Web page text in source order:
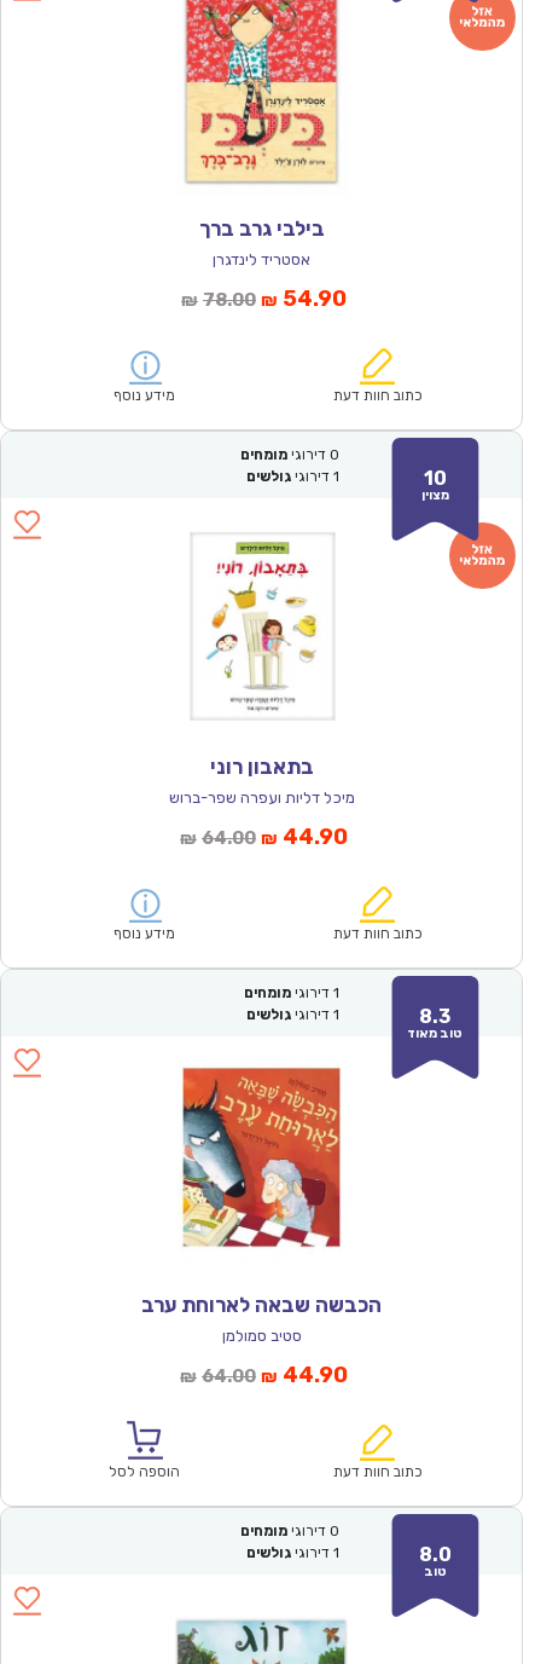
בילבי גרב ברך
אסטריד לינדגרן
₪ 78.00המחיר
₪78.00.
₪ 54.90המחיר
הוא:
כתוב חוות דעת מידע נוסף
10
מצוין
0 דירוגי מומחים
1 דירוגי גולשים
בתאבון רוני
מיכל דליות ועפרה שפר-ברוש
₪ 64.00המחיר
₪64.00.
₪ 44.90המחיר
הוא:
כתוב חוות דעת מידע נוסף
8.3
טוב מאוד
1 דירוגי מומחים
1 דירוגי גולשים
הכבשה שבאה לארוחת ערב
סטיב סמולמן
₪ 64.00המחיר
₪64.00.
₪ 44.90המחיר
הוא:
כתוב חוות דעת הוספה לסל
8.0
טוב
0 דירוגי מומחים
1 דירוגי גולשים